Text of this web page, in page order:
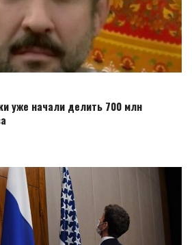
уже начали делить 700 млн